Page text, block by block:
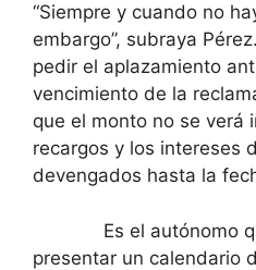
“Siempre y cuando no
embargo”, subraya
pedir el aplazamiento
vencimiento de la
que el monto no se verá
recargos y los intereses
devengados hasta la
Es el autónomo
presentar un calendario